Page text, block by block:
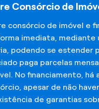
Consórcio de
consórcio de imóvel e
imediata, mediante
podendo se estender
paga parcelas
No financiamento,
apesar de não
de garantias